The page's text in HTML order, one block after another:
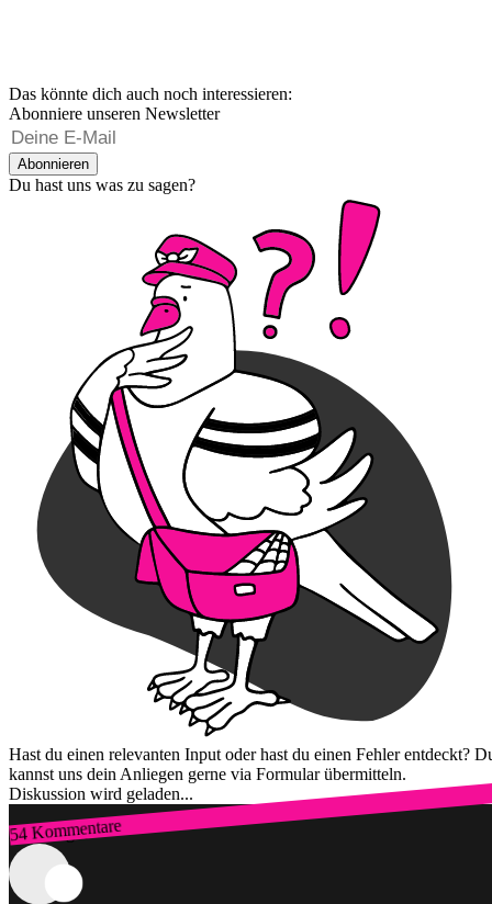
Das könnte dich auch noch interessieren:
Abonniere unseren Newsletter
Abonnieren
Du hast uns was zu sagen?
Hast du einen relevanten Input oder hast du einen Fehler entdeckt?
kannst uns dein Anliegen gerne via Formular übermitteln.
Diskussion wird geladen...
54 Kommentare
Zum Login